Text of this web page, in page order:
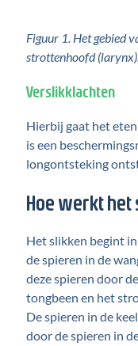
Figuur 1. Het gebied
strottenhoofd (larynx).
Verslikklachten
Hierbij gaat het
is een
longontsteking
Hoe werkt het
Het slikken begint
de spieren in de
deze spieren door
tongbeen en het
De spieren in de
door de spieren in